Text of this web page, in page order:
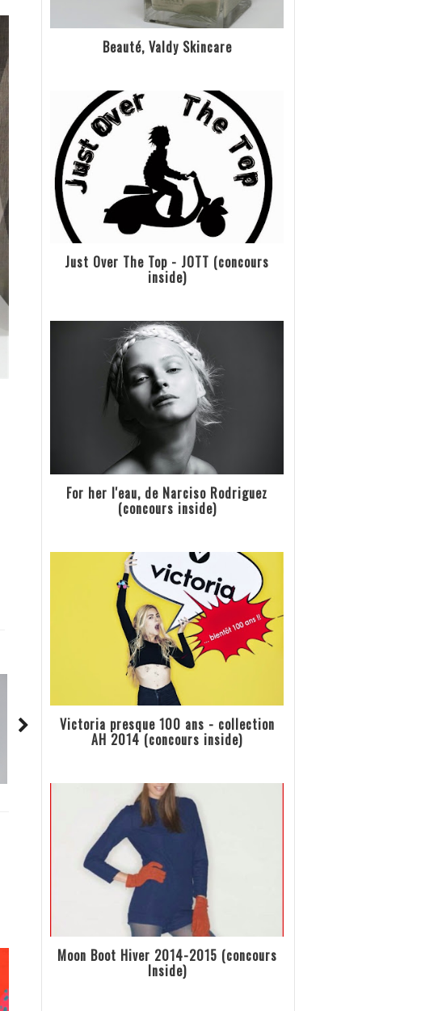
Beauté, Valdy Skincare
Just Over The Top - JOTT (concours
inside)
For her l'eau, de Narciso Rodriguez
(concours inside)
Victoria presque 100 ans - collection
AH 2014 (concours inside)
Moon Boot Hiver 2014-2015 (concours
Inside)